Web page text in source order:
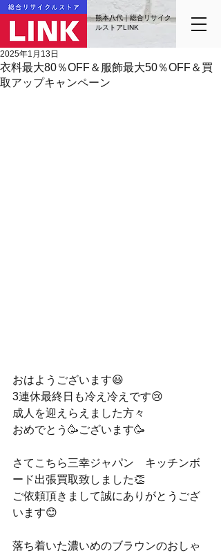
熊本八代｜総合リサイク
ルストアLINK
衣料最大80％OFF＆服飾最大50％OFF＆買
取アップキャンペーン
2025年1月13日
おはようございます😃
3連休最終日も冷え冷えです😢
成人を迎えらえました方々
おめでとう🥳ございます🥳
さてこちら三幸ジャパン　キッチンボ
ード出張買取致しました👏
ご依頼頂きまして誠にありがとうござ
います😊
落ち着いた濃いめのブラウンのおしゃ